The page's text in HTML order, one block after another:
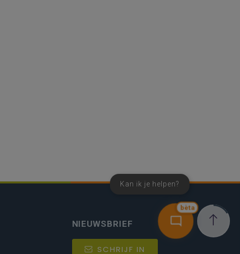
bèta
Kan ik je helpen?
NIEUWSBRIEF
SCHRIJF IN